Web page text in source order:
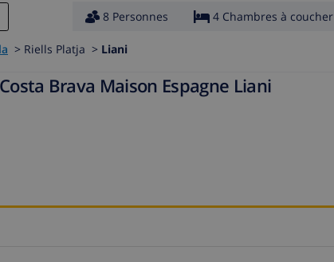
8 Personnes 4 Chambres à coucher
> Riells Platja > Liani
Brava Maison Espagne Liani